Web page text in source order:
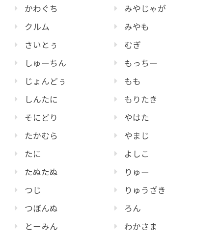
かわぐち
クルム
さいとぅ
しゅーちん
じょんどぅ
しんたに
そにどり
たかむら
たに
たぬたぬ
つじ
つぼんぬ
とーみん
みやじゃが
みやも
むぎ
もっちー
もも
もりたき
やはた
やまじ
よしこ
りゅー
りゅうざき
ろん
わかさま